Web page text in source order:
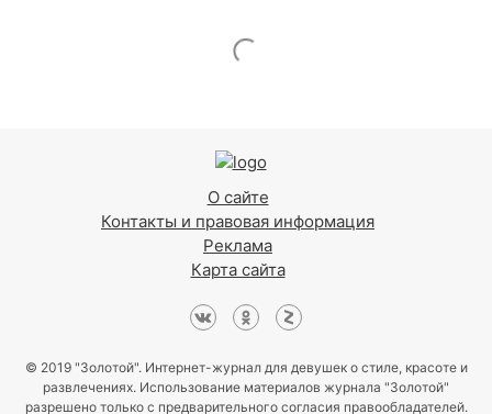
О сайте
Контакты и правовая информация
Реклама
Карта сайта
© 2019 "Золотой". Интернет-журнал для девушек о стиле, красоте и
развлечениях. Использование материалов журнала "Золотой"
разрешено только с предварительного согласия правообладателей.